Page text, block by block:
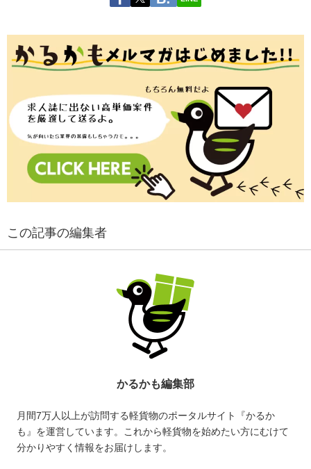
この記事の編集者
かるかも編集部
月間7万人以上が訪問する軽貨物のポータルサイト『かるか
も』を運営しています。これから軽貨物を始めたい方にむけて
分かりやすく情報をお届けします。